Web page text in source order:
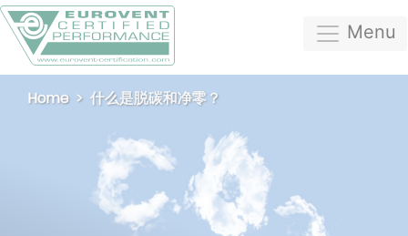
Menu
Home 什么是脱碳和净零？